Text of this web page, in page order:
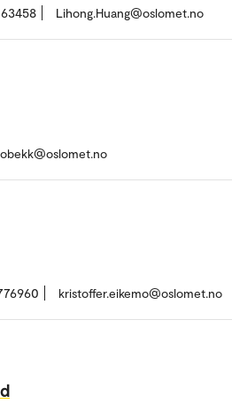
Lihong.Huang@oslomet.no
kristoffer.eikemo@oslomet.no